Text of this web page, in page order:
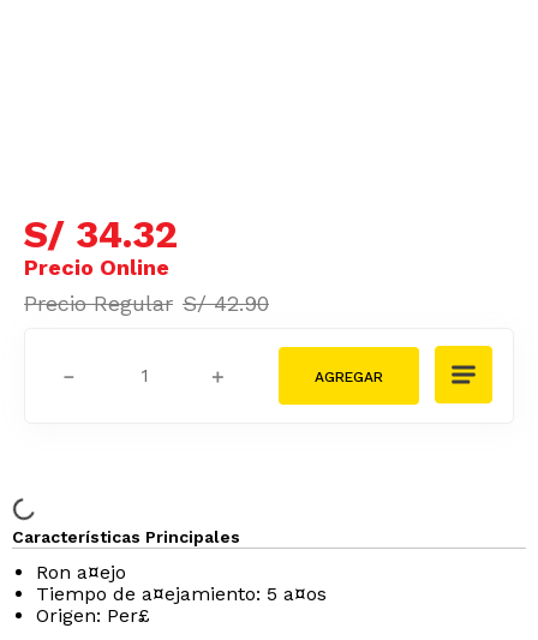
S/ 34.32
S/ 42.90
＋
－
Características Principales
Ron a¤ejo
Tiempo de a¤ejamiento: 5 a¤os
Origen: Per£